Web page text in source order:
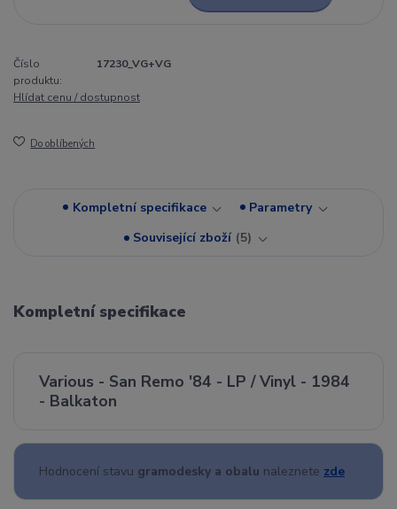
Číslo
produktu:
17230_VG+VG
Hlídat cenu / dostupnost
Do oblíbených
Kompletní specifikace
Parametry
Související zboží 5
Kompletní specifikace
Various - San Remo '84 - LP / Vinyl - 1984
- Balkaton
Hodnocení stavu gramodesky a obalu naleznete zde